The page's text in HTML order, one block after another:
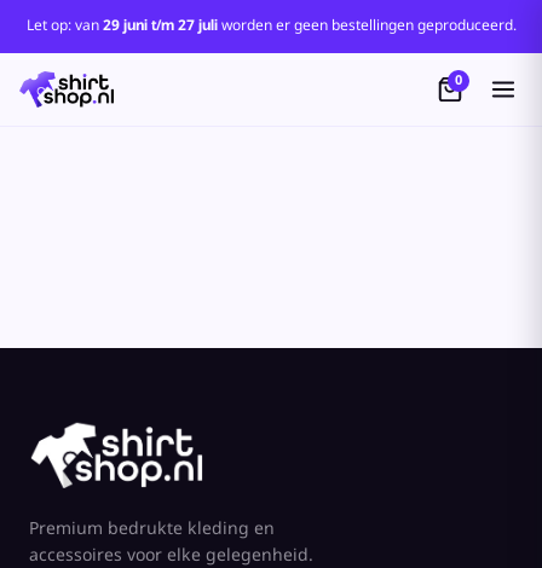
Let op: van29 juni t/m 27 juliworden er geen bestellingen geproduceerd.
0
Premium bedrukte kleding en
accessoires voor elke gelegenheid.
Standaard
Price: Lowest First
Price: Highest First